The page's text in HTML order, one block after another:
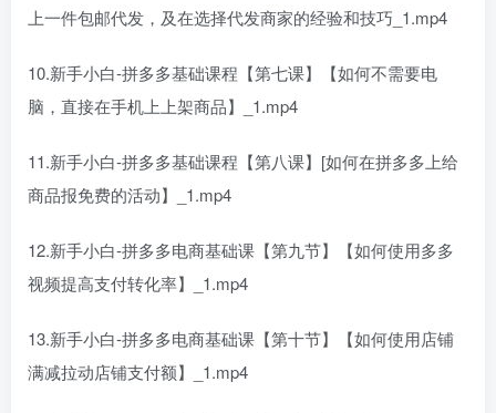
上一件包邮代发，及在选择代发商家的经验和技巧_1.mp4
10.新手小白-拼多多基础课程【第七课】【如何不需要电
脑，直接在手机上上架商品】_1.mp4
11.新手小白-拼多多基础课程【第八课】[如何在拼多多上给
商品报免费的活动】_1.mp4
12.新手小白-拼多多电商基础课【第九节】【如何使用多多
视频提高支付转化率】_1.mp4
13.新手小白-拼多多电商基础课【第十节】【如何使用店铺
满减拉动店铺支付额】_1.mp4